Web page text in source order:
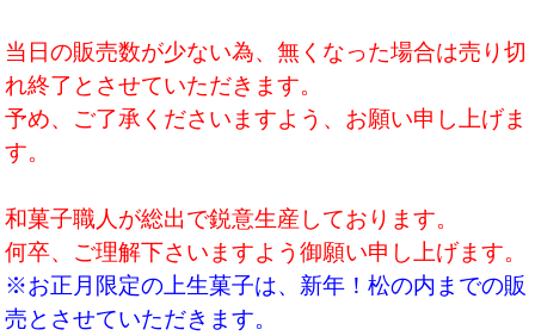
当日の販売数が少ない為、無くなった場合は売り切
れ終了とさせていただきます。
予め、ご了承くださいますよう、お願い申し上げま
す。
和菓子職人が総出で鋭意生産しております。
何卒、ご理解下さいますよう御願い申し上げます。
※お正月限定の上生菓子は、新年！松の内までの販
売とさせていただきます。